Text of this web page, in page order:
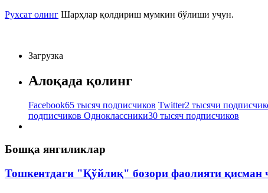
Рухсат олинг Шарҳлар қолдириш мумкин бўлиши учун.
Загрузка
Алоқада қолинг
Facebook65 тысяч подписчиков Twitter2 тысячи
подписчиков Одноклассники30 тысяч подписчиков
Бошқа янгиликлар
Тошкентдаги "Қўйлиқ" бозори фаолияти қисман